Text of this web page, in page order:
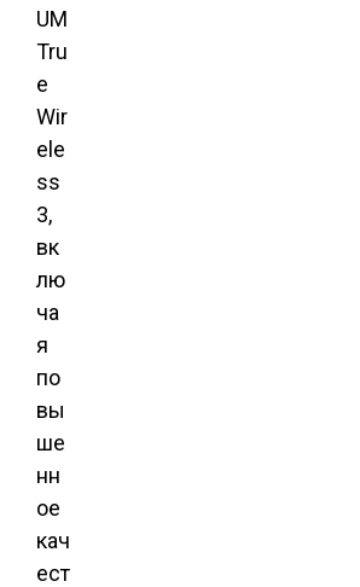
UM
Tru
e
Wir
ele
ss
3,
вк
лю
ча
я
по
вы
ше
нн
ое
кач
ест